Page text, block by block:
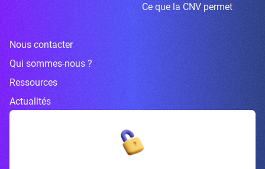
Ce que la CNV permet
Nous contacter
Qui sommes-nous ?
Ressources
Actualités
Inscrivez-vous à la newsletter